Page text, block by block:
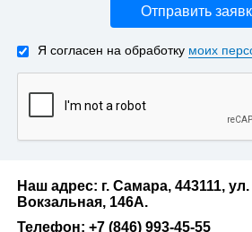
Отправить
Я согласен на обработку моих
Наш адрес: г. Самара, 443111,
Вокзальная, 146А.
Телефон: +7 (846) 993-45-55